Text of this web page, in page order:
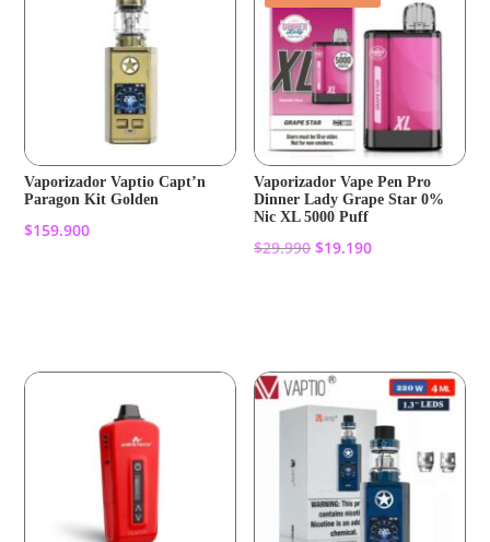
Vaporizador Vaptio Capt’n
Paragon Kit Golden
$159.900
Vaporizador Vape Pen Pro
Dinner Lady Grape Star 0%
Nic XL 5000 Puff
$29.990 El
$19.190El